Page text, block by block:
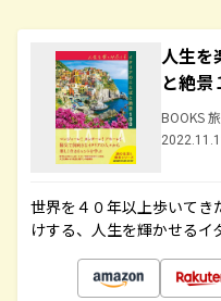
人生を
と絶景
BOOKS
世界を４０年以上歩いてき
けする、人生を輝かせる